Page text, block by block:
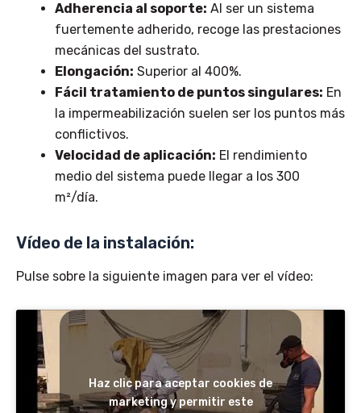
Adherencia al soporte: Al ser un sistema
fuertemente adherido, recoge las prestaciones
mecánicas del sustrato.
Elongación: Superior al 400%.
Fácil tratamiento de puntos singulares: En
la impermeabilización suelen ser los puntos más
conflictivos.
Velocidad de aplicación: El rendimiento
medio del sistema puede llegar a los 300
m²/día.
Vídeo de la instalación:
Pulse sobre la siguiente imagen para ver el vídeo:
Haz clic para aceptar cookies de
marketing y permitir este